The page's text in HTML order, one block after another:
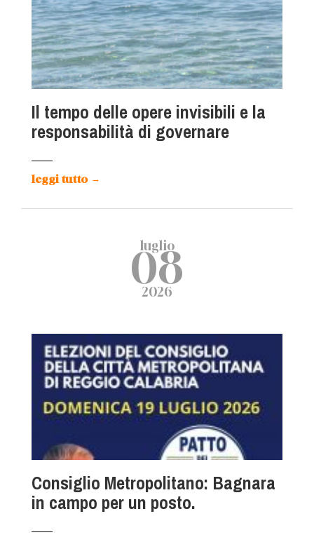
Il tempo delle opere invisibili e la
responsabilità di governare
leggi tutto →
luglio
08
2026
Consiglio Metropolitano: Bagnara
in campo per un posto.